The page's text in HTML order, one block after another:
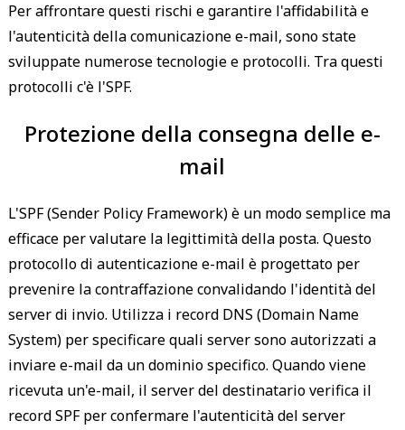
Per affrontare questi rischi e garantire l'affidabilità e
l'autenticità della comunicazione e-mail, sono state
sviluppate numerose tecnologie e protocolli. Tra questi
protocolli c'è l'SPF.
Protezione della consegna delle e-
mail
L'SPF (Sender Policy Framework) è un modo semplice ma
efficace per valutare la legittimità della posta. Questo
protocollo di autenticazione e-mail è progettato per
prevenire la contraffazione convalidando l'identità del
server di invio. Utilizza i record DNS (Domain Name
System) per specificare quali server sono autorizzati a
inviare e-mail da un dominio specifico. Quando viene
ricevuta un'e-mail, il server del destinatario verifica il
record SPF per confermare l'autenticità del server